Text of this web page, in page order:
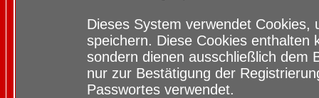
Dieses System verwendet
speichern. Diese Cookies enthalten
sondern dienen ausschließlich dem
nur zur Bestätigung der
Passwortes verwendet.